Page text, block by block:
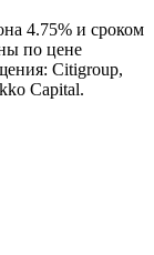
4.75% и сроком
по цене
Citigroup,
Capital.